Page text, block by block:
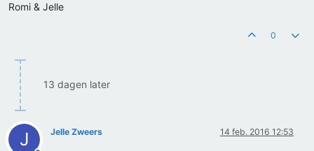
Romi & Jelle
0
13 dagen later
J Jelle Zweers 14 feb. 2016 12:53